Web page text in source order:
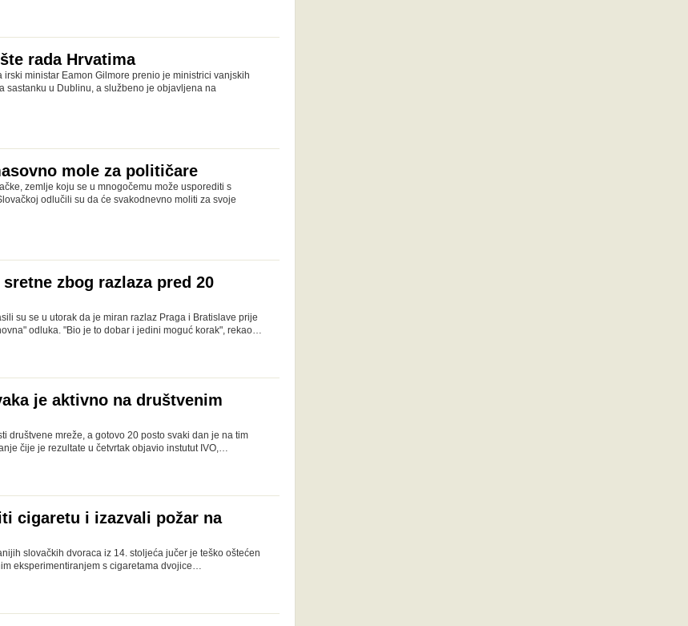
rada Hrvatima
irski ministar Eamon Gilmore prenio je ministrici vanjskih
sastanku u Dublinu, a službeno je objavljena na
mole za političare
zemlje koju se u mnogočemu može usporediti s
odlučili su da će svakodnevno moliti za svoje
zbog razlaza pred 20
su se u utorak da je miran razlaz Praga i Bratislave prije
odluka. "Bio je to dobar i jedini moguć korak", rekao…
je aktivno na društvenim
društvene mreže, a gotovo 20 posto svaki dan je na tim
čije je rezultate u četvrtak objavio instutut IVO,…
cigaretu i izazvali požar na
slovačkih dvoraca iz 14. stoljeća jučer je teško oštećen
eksperimentiranjem s cigaretama dvojice…